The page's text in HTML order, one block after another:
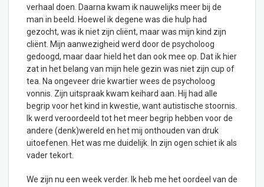
verhaal doen. Daarna kwam ik nauwelijks meer bij de
man in beeld. Hoewel ik degene was die hulp had
gezocht, was ik niet zijn cliënt, maar was mijn kind zijn
cliënt. Mijn aanwezigheid werd door de psycholoog
gedoogd, maar daar hield het dan ook mee op. Dat ik hier
zat in het belang van mijn hele gezin was niet zijn cup of
tea. Na ongeveer drie kwartier wees de psycholoog
vonnis. Zijn uitspraak kwam keihard aan. Hij had alle
begrip voor het kind in kwestie, want autistische stoornis.
Ik werd veroordeeld tot het meer begrip hebben voor de
andere (denk)wereld en het mij onthouden van druk
uitoefenen. Het was me duidelijk. In zijn ogen schiet ik als
vader tekort.
We zijn nu een week verder. Ik heb me het oordeel van de